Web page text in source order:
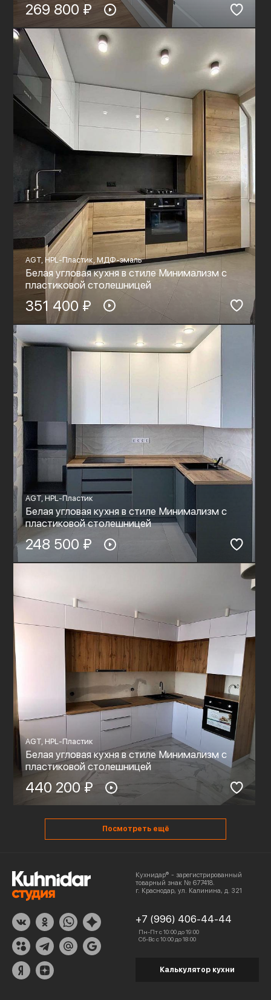
269 800 ₽
AGT, HPL-Пластик, МДФ-эмаль
Белая угловая кухня в стиле Минимализм с
пластиковой столешницей
351 400 ₽
AGT, HPL-Пластик
Белая угловая кухня в стиле Минимализм с
пластиковой столешницей
248 500 ₽
AGT, HPL-Пластик
Белая угловая кухня в стиле Минимализм с
пластиковой столешницей
440 200 ₽
Посмотреть ещё
Кухнидар® - зарегистрированный
товарный знак № 677418.
г. Краснодар, ул. Калинина, д. 321
+7 (996) 406-44-44
Пн-Пт с 10:00 до 19:00
Сб-Вс с 10:00 до 18:00
Калькулятор кухни